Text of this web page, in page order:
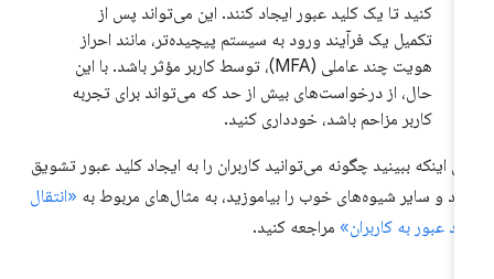
کنید تا یک کلید عبور ایجاد کنند. این می‌تواند پس از
تکمیل یک فرآیند ورود به سیستم پیچیده‌تر، مانند احراز
هویت چند عاملی (MFA)، توسط کاربر مؤثر باشد. با این
حال، از درخواست‌های بیش از حد که می‌تواند برای تجربه
کاربر مزاحم باشد، خودداری کنید.
اینکه ببینید چگونه می‌توانید کاربران را به ایجاد کلید عبور تشویق
و سایر شیوه‌های خوب را بیاموزید، به مثال‌های مربوط به«انتقال
عبور به کاربران» مراجعه کنید.